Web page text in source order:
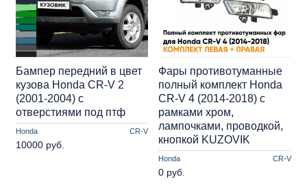
Honda CR-V
Бампер передний в цвет
кузова Honda CR-V 2
(2001-2004) с
отверстиями под птф
10000 руб.
Honda CR-V
Фары противотуманные
полный комплект Honda
CR-V 4 (2014-2018) с
рамками хром,
лампочками, проводкой,
кнопкой KUZOVIK
0 руб.